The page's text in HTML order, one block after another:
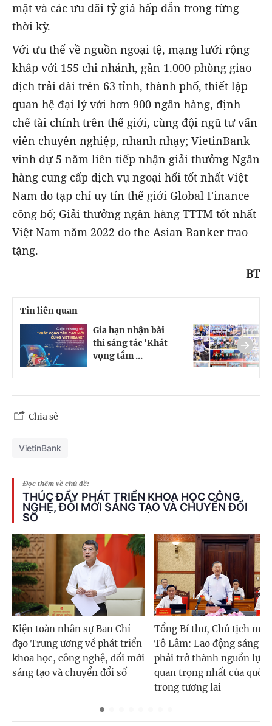
mật và các ưu đãi tỷ giá hấp dẫn trong từng
thời kỳ.
Với ưu thế về nguồn ngoại tệ, mạng lưới rộng
khắp với 155 chi nhánh, gần 1.000 phòng giao
dịch trải dài trên 63 tỉnh, thành phố, thiết lập
quan hệ đại lý với hơn 900 ngân hàng, định
chế tài chính trên thế giới, cùng đội ngũ tư vấn
viên chuyên nghiệp, nhanh nhạy; VietinBank
vinh dự 5 năm liên tiếp nhận giải thưởng Ngân
hàng cung cấp dịch vụ ngoại hối tốt nhất Việt
Nam do tạp chí uy tín thế giới Global Finance
công bố; Giải thưởng ngân hàng TTTM tốt nhất
Việt Nam năm 2022 do the Asian Banker trao
tặng.
BT
Tin liên quan
Gia hạn nhận bài
thi sáng tác 'Khát
vọng tầm ...
Chia sẻ
VietinBank
Đọc thêm về chủ đề:
THÚC ĐẨY PHÁT TRIỂN KHOA HỌC CÔNG
NGHỆ, ĐỔI MỚI SÁNG TẠO VÀ CHUYỂN ĐỔI
SỐ
Kiện toàn nhân sự Ban Chỉ
đạo Trung ương về phát triển
khoa học, công nghệ, đổi mới
sáng tạo và chuyển đổi số
Tổng Bí thư, Chủ tịch
Tô Lâm: Lao động sáng
phải trở thành nguồn lực
quan trọng nhất của quốc
trong tương lai